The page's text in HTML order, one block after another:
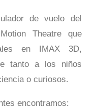
de vuelo del
Theatre que
en IMAX 3D,
tanto a los niños
o curiosos.
encontramos: